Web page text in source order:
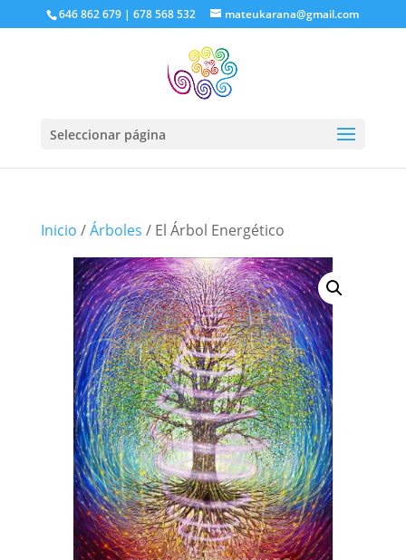
646 862 679 | 678 568 532 mateukarana@gmail.com
Seleccionar página
Inicio /Árboles / El Árbol Energético